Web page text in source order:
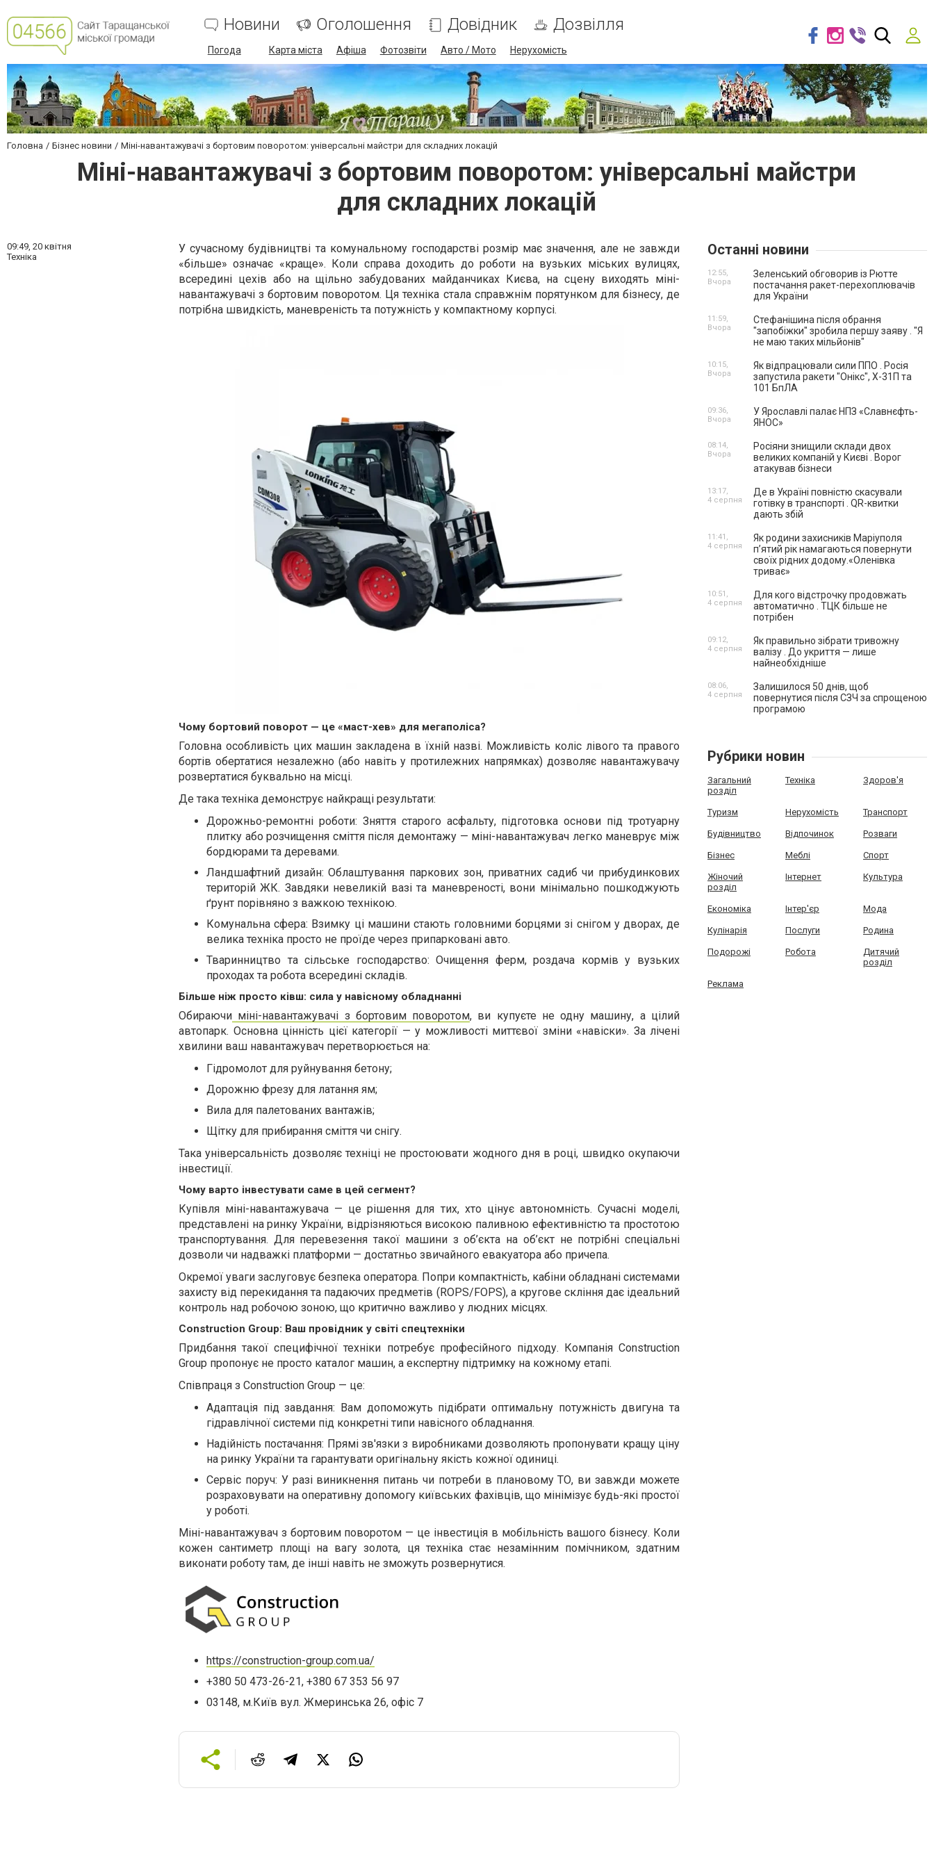
Новини Оголошення Довідник Дозвілля
Погода Карта міста Афіша Фотозвіти Авто / Мото Нерухомість
Головна Бізнес новини Міні-навантажувачі з бортовим поворотом: універсальні майстри для складних локацій
Міні-навантажувачі з бортовим поворотом: універсальні майстри
для складних локацій
09:49, 20 квітня
Техніка
У сучасному будівництві та комунальному господарстві розмір має значення, але не завжди
«більше» означає «краще». Коли справа доходить до роботи на вузьких міських вулицях,
всередині цехів або на щільно забудованих майданчиках Києва, на сцену виходять міні-
навантажувачі з бортовим поворотом. Ця техніка стала справжнім порятунком для бізнесу, де
потрібна швидкість, маневреність та потужність у компактному корпусі.
Чому бортовий поворот — це «маст-хев» для мегаполіса?
Головна особливість цих машин закладена в їхній назві. Можливість коліс лівого та правого
бортів обертатися незалежно (або навіть у протилежних напрямках) дозволяє навантажувачу
розвертатися буквально на місці.
Де така техніка демонструє найкращі результати:
Дорожньо-ремонтні роботи: Зняття старого асфальту, підготовка основи під тротуарну
плитку або розчищення сміття після демонтажу — міні-навантажувач легко маневрує між
бордюрами та деревами.
Ландшафтний дизайн: Облаштування паркових зон, приватних садиб чи прибудинкових
територій ЖК. Завдяки невеликій вазі та маневреності, вони мінімально пошкоджують
ґрунт порівняно з важкою технікою.
Комунальна сфера: Взимку ці машини стають головними борцями зі снігом у дворах, де
велика техніка просто не проїде через припарковані авто.
Тваринництво та сільське господарство: Очищення ферм, роздача кормів у вузьких
проходах та робота всередині складів.
Більше ніж просто ківш: сила у навісному обладнанні
Обираючи міні-навантажувачі з бортовим поворотом, ви купуєте не одну машину, а цілий
автопарк. Основна цінність цієї категорії — у можливості миттєвої зміни «навіски». За лічені
хвилини ваш навантажувач перетворюється на:
Гідромолот для руйнування бетону;
Дорожню фрезу для латання ям;
Вила для палетованих вантажів;
Щітку для прибирання сміття чи снігу.
Така універсальність дозволяє техніці не простоювати жодного дня в році, швидко окупаючи
інвестиції.
Чому варто інвестувати саме в цей сегмент?
Купівля міні-навантажувача — це рішення для тих, хто цінує автономність. Сучасні моделі,
представлені на ринку України, відрізняються високою паливною ефективністю та простотою
транспортування. Для перевезення такої машини з об’єкта на об’єкт не потрібні спеціальні
дозволи чи надважкі платформи — достатньо звичайного евакуатора або причепа.
Окремої уваги заслуговує безпека оператора. Попри компактність, кабіни обладнані системами
захисту від перекидання та падаючих предметів (ROPS/FOPS), а кругове скління дає ідеальний
контроль над робочою зоною, що критично важливо у людних місцях.
Construction Group: Ваш провідник у світі спецтехніки
Придбання такої специфічної техніки потребує професійного підходу. Компанія Construction
Group пропонує не просто каталог машин, а експертну підтримку на кожному етапі.
Співпраця з Construction Group — це:
Адаптація під завдання: Вам допоможуть підібрати оптимальну потужність двигуна та
гідравлічної системи під конкретні типи навісного обладнання.
Надійність постачання: Прямі зв'язки з виробниками дозволяють пропонувати кращу ціну
на ринку України та гарантувати оригінальну якість кожної одиниці.
Сервіс поруч: У разі виникнення питань чи потреби в плановому ТО, ви завжди можете
розраховувати на оперативну допомогу київських фахівців, що мінімізує будь-які простої
у роботі.
Міні-навантажувач з бортовим поворотом — це інвестиція в мобільність вашого бізнесу. Коли
кожен сантиметр площі на вагу золота, ця техніка стає незамінним помічником, здатним
виконати роботу там, де інші навіть не зможуть розвернутися.
https://construction-group.com.ua/
+380 50 473-26-21, +380 67 353 56 97
03148, м.Київ вул. Жмеринська 26, офіс 7
Останні новини
Зеленський обговорив із Рютте
постачання ракет-перехоплювачів
для України
12:55,
Вчора
Стефанішина після обрання
"запобіжки" зробила першу заяву . "Я
не маю таких мільйонів"
11:59,
Вчора
Як відпрацювали сили ППО . Росія
запустила ракети "Онікс", Х-31П та
101 БпЛА
10:15,
Вчора
У Ярославлі палає НПЗ «Славнєфть-
ЯНОС»
09:36,
Вчора
Росіяни знищили склади двох
великих компаній у Києві . Ворог
атакував бізнеси
08:14,
Вчора
Де в Україні повністю скасували
готівку в транспорті . QR-квитки
дають збій
13:17,
4 серпня
Як родини захисників Маріуполя
пʼятий рік намагаються повернути
своїх рідних додому.«Оленівка
триває»
11:41,
4 серпня
Для кого відстрочку продовжать
автоматично . ТЦК більше не
потрібен
10:51,
4 серпня
Як правильно зібрати тривожну
валізу . До укриття — лише
найнеобхідніше
09:12,
4 серпня
Залишилося 50 днів, щоб
повернутися після СЗЧ за спрощеною
програмою
08:06,
4 серпня
Рубрики новин
Загальний
розділ
Техніка Здоров'я
Туризм Нерухомість Транспорт
Будівництво Відпочинок Розваги
Бізнес Меблі Спорт
Жіночий
розділ
Інтернет Культура
Економіка Інтер'єр Мода
Кулінарія Послуги Родина
Подорожі Робота
Дитячий
розділ
Реклама